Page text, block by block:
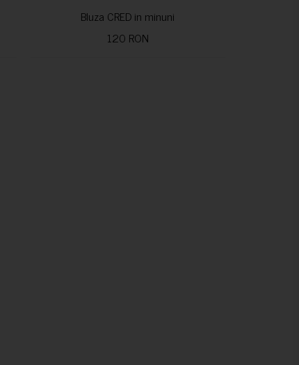
Bluza CRED in minuni
120 RON